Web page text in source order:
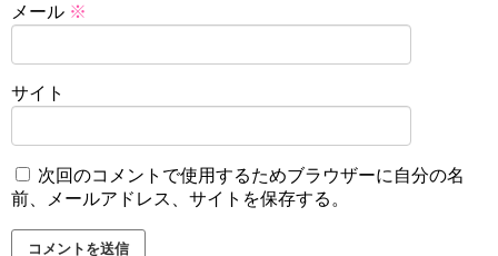
メール ※
サイト
次回のコメントで使用するためブラウザーに自分の名
前、メールアドレス、サイトを保存する。